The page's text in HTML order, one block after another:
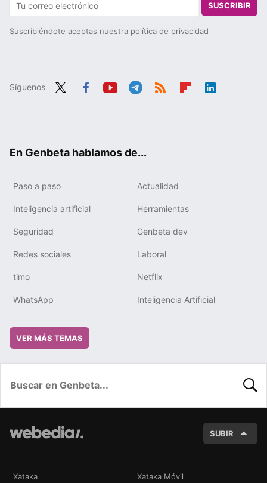
SUSCRIBIR
Suscribiéndote aceptas nuestra política de privacidad
Síguenos
En Genbeta hablamos de...
Paso a paso Actualidad
Inteligencia artificial Herramientas
Seguridad Genbeta dev
Redes sociales Laboral
timo Netflix
WhatsApp Inteligencia Artificial
VER MÁS TEMAS
SUBIR
Xataka Xataka Móvil